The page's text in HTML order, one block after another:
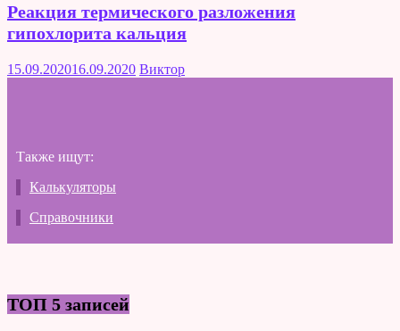
Реакция термического разложения
гипохлорита кальция
15.09.202016.09.2020 Виктор
Также ищут:
Калькуляторы
Справочники
ТОП 5 записей